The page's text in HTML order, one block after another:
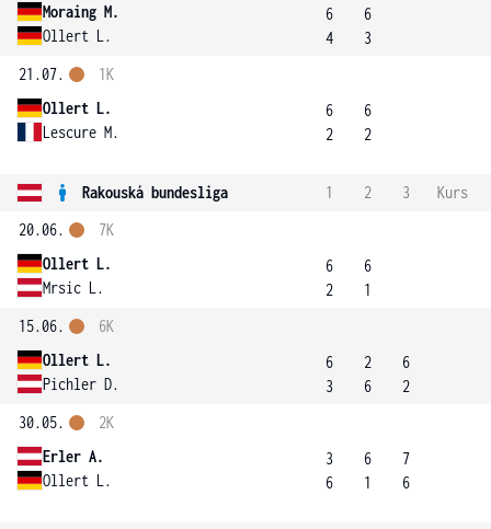
Moraing M.
Ollert L.
6
4
6
3
21.07.
Ollert L.
Lescure M.
1K
6
2
6
2
Rakouská bundesliga 1 2 3
Kurs
20.06.
Ollert L.
Mrsic L.
7K
6
2
6
1
15.06.
Ollert L.
Pichler D.
6K
6
3
2
6
6
2
30.05.
Erler A.
Ollert L.
2K
3
6
6
1
7
6